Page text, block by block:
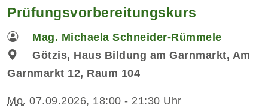
Prüfungsvorbereitungskurs
Mag. Michaela Schneider-Rümmele
Götzis, Haus Bildung am Garnmarkt, Am
Garnmarkt 12, Raum 104
Mo. 07.09.2026, 18:00 - 21:30 Uhr